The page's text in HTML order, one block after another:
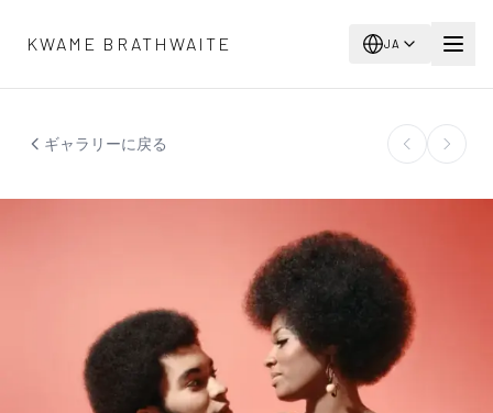
KWAME BRATHWAITE
JA
ギャラリーに戻る